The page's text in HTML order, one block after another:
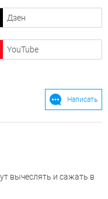
Дзен
YouTube
Написать
вычеслять и сажать в